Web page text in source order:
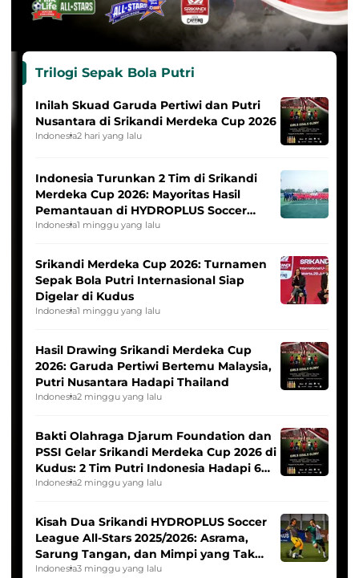
Trilogi Sepak Bola Putri
Inilah Skuad Garuda Pertiwi dan Putri
Nusantara di Srikandi Merdeka Cup 2026
Indonesia2 hari yang lalu
Indonesia Turunkan 2 Tim di Srikandi
Merdeka Cup 2026: Mayoritas Hasil
Pemantauan di HYDROPLUS Soccer
League
Indonesia1 minggu yang lalu
Srikandi Merdeka Cup 2026: Turnamen
Sepak Bola Putri Internasional Siap
Digelar di Kudus
Indonesia1 minggu yang lalu
Hasil Drawing Srikandi Merdeka Cup
2026: Garuda Pertiwi Bertemu Malaysia,
Putri Nusantara Hadapi Thailand
Indonesia2 minggu yang lalu
Bakti Olahraga Djarum Foundation dan
PSSI Gelar Srikandi Merdeka Cup 2026 di
Kudus: 2 Tim Putri Indonesia Hadapi 6
Tim Asia
Indonesia2 minggu yang lalu
Kisah Dua Srikandi HYDROPLUS Soccer
League All-Stars 2025/2026: Asrama,
Sarung Tangan, dan Mimpi yang Tak
Pernah Padam
Indonesia3 minggu yang lalu